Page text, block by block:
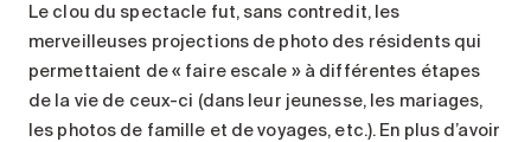
Le clou du spectacle fut, sans contredit, les
merveilleuses projections de photo des résidents qui
permettaient de « faire escale » à différentes étapes
de la vie de ceux-ci (dans leur jeunesse, les mariages,
les photos de famille et de voyages, etc.). En plus d’avoir